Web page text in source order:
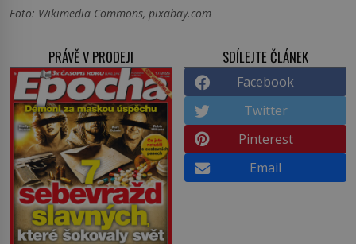
Foto: Wikimedia Commons, pixabay.com
PRÁVĚ V PRODEJI SDÍLEJTE ČLÁNEK
Facebook
Twitter
Pinterest
Email